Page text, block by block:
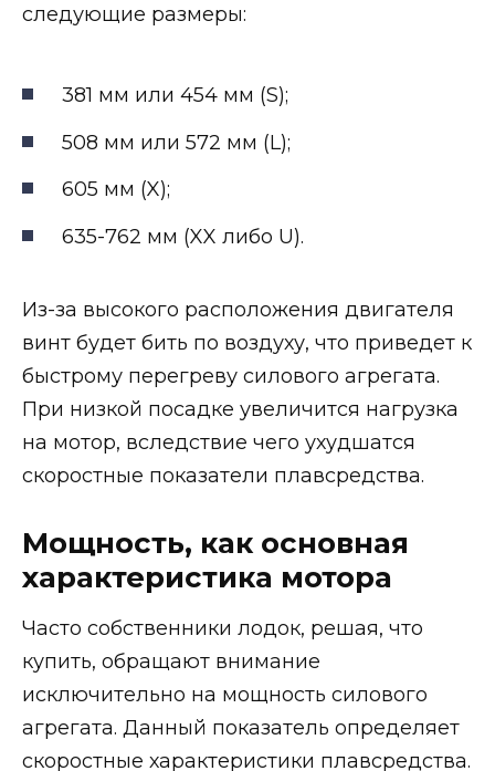
следующие размеры:
381 мм или 454 мм (S);
508 мм или 572 мм (L);
605 мм (X);
635-762 мм (XX либо U).
Из-за высокого расположения двигателя
винт будет бить по воздуху, что приведет к
быстрому перегреву силового агрегата.
При низкой посадке увеличится нагрузка
на мотор, вследствие чего ухудшатся
скоростные показатели плавсредства.
Мощность, как основная
характеристика мотора
Часто собственники лодок, решая, что
купить, обращают внимание
исключительно на мощность силового
агрегата. Данный показатель определяет
скоростные характеристики плавсредства.